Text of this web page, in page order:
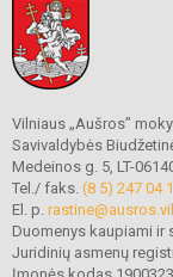
Vilniaus „Aušros”
Savivaldybės
Medeinos g. 5, LT-
Tel./ faks. (8 5) 247 04
El. p.
Duomenys kaupiami ir
Juridinių asmenų